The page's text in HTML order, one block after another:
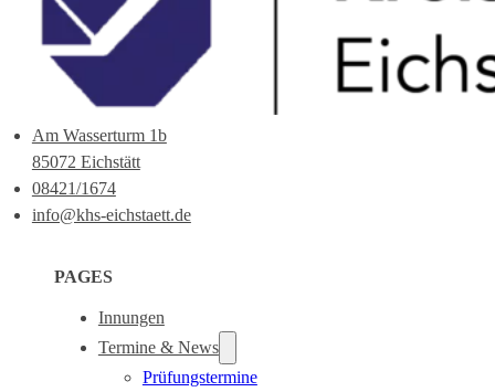
Am Wasserturm 1b
85072 Eichstätt
08421/1674
info@khs-eichstaett.de
PAGES
Innungen
Termine & News
Prüfungstermine